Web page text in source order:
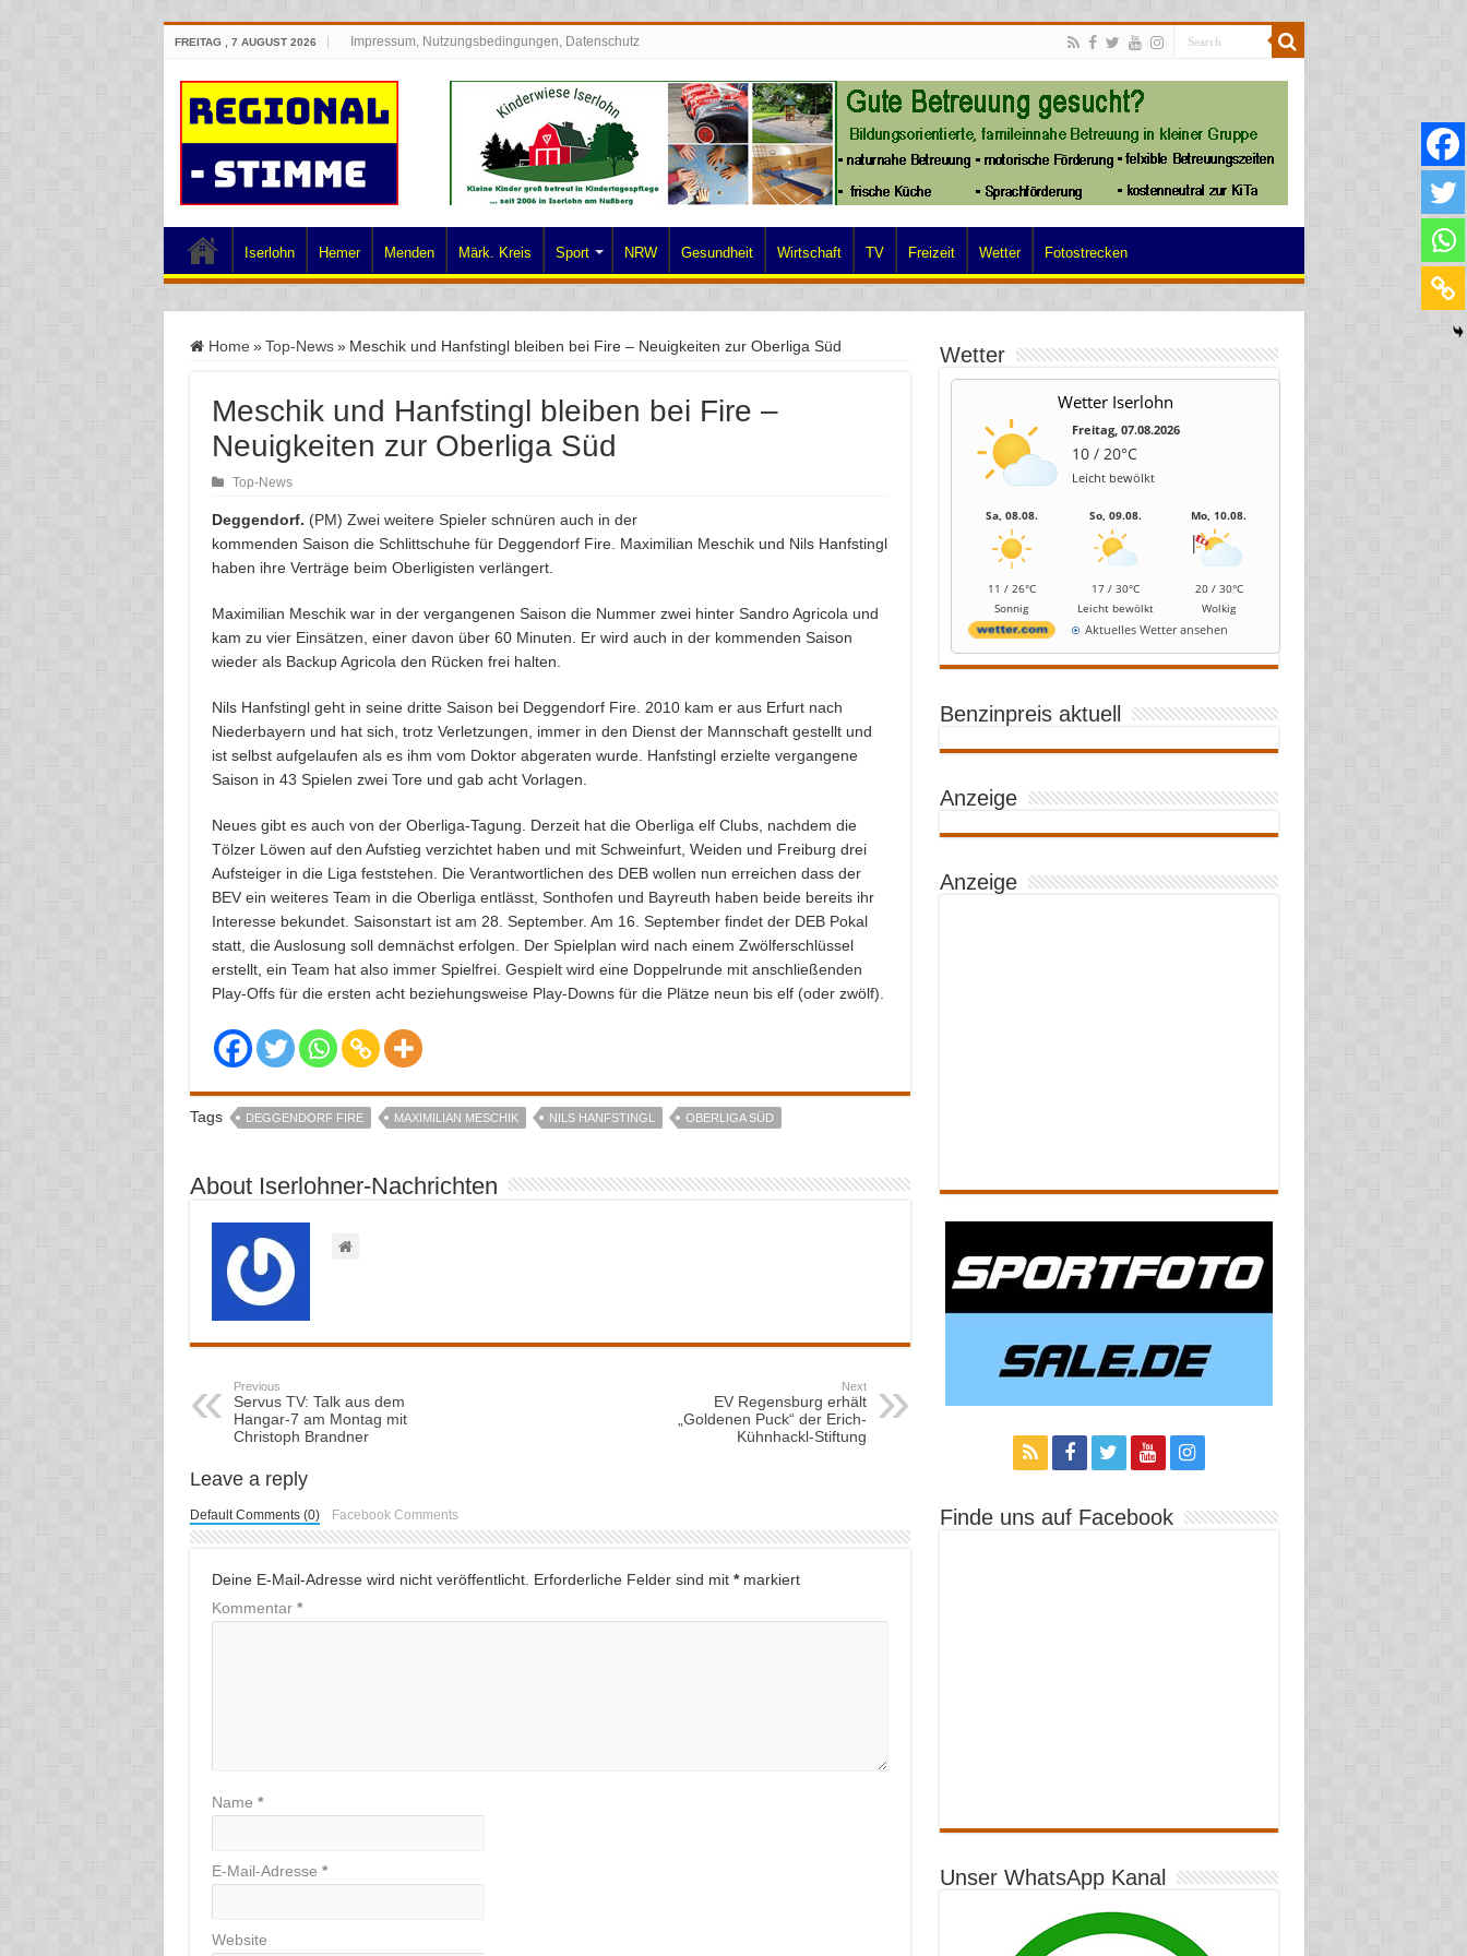
FREITAG , 7 AUGUST 2026 Impressum, Nutzungsbedingungen, Datenschutz
Iserlohn Hemer Menden Märk. Kreis Sport NRW Gesundheit Wirtschaft TV Freizeit Wetter Fotostrecken
Home » Top-News » Meschik und Hanfstingl bleiben bei Fire – Neuigkeiten zur Oberliga Süd
Meschik und Hanfstingl bleiben bei Fire –
Neuigkeiten zur Oberliga Süd
Top-News
Deggendorf. (PM) Zwei weitere Spieler schnüren auch in der
kommenden Saison die Schlittschuhe für Deggendorf Fire. Maximilian Meschik und Nils Hanfstingl
haben ihre Verträge beim Oberligisten verlängert.
Maximilian Meschik war in der vergangenen Saison die Nummer zwei hinter Sandro Agricola und
kam zu vier Einsätzen, einer davon über 60 Minuten. Er wird auch in der kommenden Saison
wieder als Backup Agricola den Rücken frei halten.
Nils Hanfstingl geht in seine dritte Saison bei Deggendorf Fire. 2010 kam er aus Erfurt nach
Niederbayern und hat sich, trotz Verletzungen, immer in den Dienst der Mannschaft gestellt und
ist selbst aufgelaufen als es ihm vom Doktor abgeraten wurde. Hanfstingl erzielte vergangene
Saison in 43 Spielen zwei Tore und gab acht Vorlagen.
Neues gibt es auch von der Oberliga-Tagung. Derzeit hat die Oberliga elf Clubs, nachdem die
Tölzer Löwen auf den Aufstieg verzichtet haben und mit Schweinfurt, Weiden und Freiburg drei
Aufsteiger in die Liga feststehen. Die Verantwortlichen des DEB wollen nun erreichen dass der
BEV ein weiteres Team in die Oberliga entlässt, Sonthofen und Bayreuth haben beide bereits ihr
Interesse bekundet. Saisonstart ist am 28. September. Am 16. September findet der DEB Pokal
statt, die Auslosung soll demnächst erfolgen. Der Spielplan wird nach einem Zwölferschlüssel
erstellt, ein Team hat also immer Spielfrei. Gespielt wird eine Doppelrunde mit anschließenden
Play-Offs für die ersten acht beziehungsweise Play-Downs für die Plätze neun bis elf (oder zwölf).
Tags DEGGENDORF FIRE MAXIMILIAN MESCHIK NILS HANFSTINGL OBERLIGA SÜD
About Iserlohner-Nachrichten
Previous
Servus TV: Talk aus dem
Hangar-7 am Montag mit
Christoph Brandner
Next
EV Regensburg erhält
„Goldenen Puck“ der Erich-
Kühnhackl-Stiftung
Leave a reply
Default Comments (0) Facebook Comments
Deine E-Mail-Adresse wird nicht veröffentlicht. Erforderliche Felder sind mit *markiert
Kommentar *
Name *
E-Mail-Adresse *
Website
Wetter
Wetter Iserlohn
Freitag, 07.08.2026
10 / 20°C
Leicht bewölkt
Sa, 08.08.
11 / 26°C
Sonnig
So, 09.08.
17 / 30°C
Leicht bewölkt
Mo, 10.08.
20 / 30°C
Wolkig
Aktuelles Wetter ansehen
Benzinpreis aktuell
Anzeige
Anzeige
Finde uns auf Facebook
Unser WhatsApp Kanal